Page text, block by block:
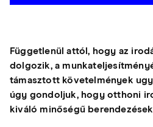
Függetlenül attól, hogy az
dolgozik, a
támasztott követelmények
úgy gondoljuk, hogy otthoni
kiváló minőségű